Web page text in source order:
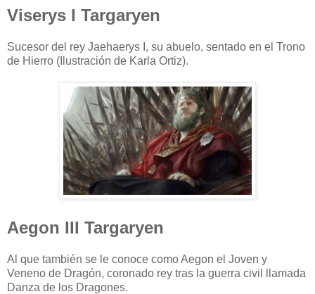
Viserys I Targaryen
Sucesor del rey Jaehaerys I, su abuelo, sentado en el Trono
de Hierro (Ilustración de Karla Ortiz).
Aegon III Targaryen
Al que también se le conoce como Aegon el Joven y
Veneno de Dragón, coronado rey tras la guerra civil llamada
Danza de los Dragones.